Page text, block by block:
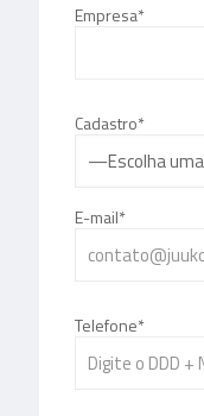
Empresa*
Cadastro*
E-mail*
Telefone*